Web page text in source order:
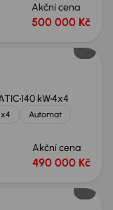
Akční cena
500 000 Kč
140 kW4x4
Automat
Akční cena
490 000 Kč